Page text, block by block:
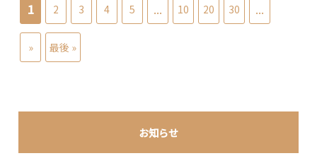
お知らせ
1 2 3 4 5 ... 10 20 30 ...
» 最後 »